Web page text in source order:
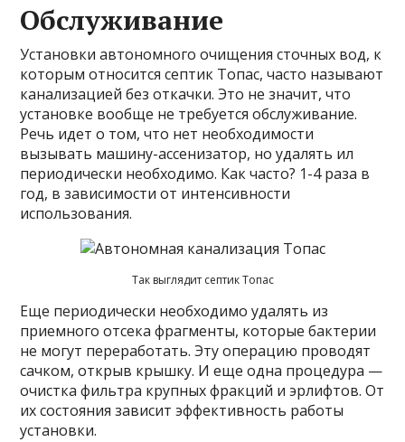
Обслуживание
Установки автономного очищения сточных вод, к
которым относится септик Топас, часто называют
канализацией без откачки. Это не значит, что
установке вообще не требуется обслуживание.
Речь идет о том, что нет необходимости
вызывать машину-ассенизатор, но удалять ил
периодически необходимо. Как часто? 1-4 раза в
год, в зависимости от интенсивности
использования.
Так выглядит септик Топас
Еще периодически необходимо удалять из
приемного отсека фрагменты, которые бактерии
не могут переработать. Эту операцию проводят
сачком, открыв крышку. И еще одна процедура —
очистка фильтра крупных фракций и эрлифтов. От
их состояния зависит эффективность работы
установки.